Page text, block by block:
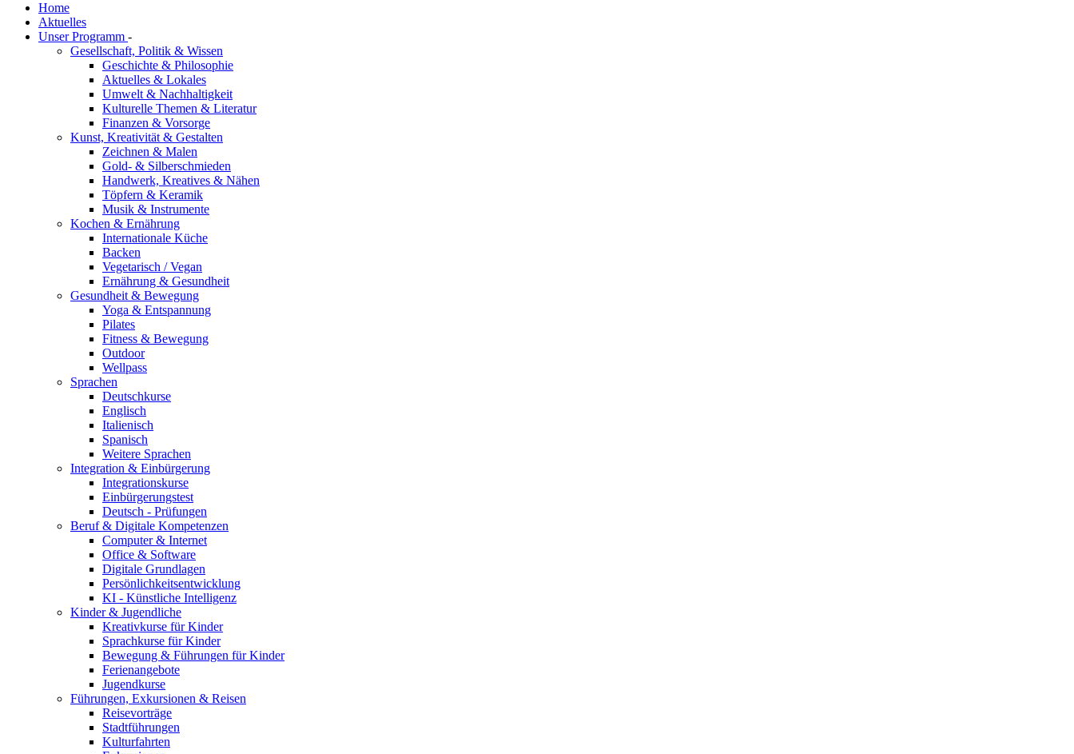
Home
Aktuelles
Unser Programm -
Gesellschaft, Politik & Wissen
Geschichte & Philosophie
Aktuelles & Lokales
Umwelt & Nachhaltigkeit
Kulturelle Themen & Literatur
Finanzen & Vorsorge
Kunst, Kreativität & Gestalten
Zeichnen & Malen
Gold- & Silberschmieden
Handwerk, Kreatives & Nähen
Töpfern & Keramik
Musik & Instrumente
Kochen & Ernährung
Internationale Küche
Backen
Vegetarisch / Vegan
Ernährung & Gesundheit
Gesundheit & Bewegung
Yoga & Entspannung
Pilates
Fitness & Bewegung
Outdoor
Wellpass
Sprachen
Deutschkurse
Englisch
Italienisch
Spanisch
Weitere Sprachen
Integration & Einbürgerung
Integrationskurse
Einbürgerungstest
Deutsch - Prüfungen
Beruf & Digitale Kompetenzen
Computer & Internet
Office & Software
Digitale Grundlagen
Persönlichkeitsentwicklung
KI - Künstliche Intelligenz
Kinder & Jugendliche
Kreativkurse für Kinder
Sprachkurse für Kinder
Bewegung & Führungen für Kinder
Ferienangebote
Jugendkurse
Führungen, Exkursionen & Reisen
Reisevorträge
Stadtführungen
Kulturfahrten